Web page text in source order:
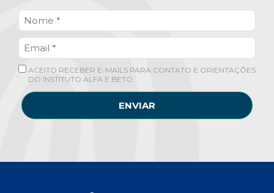
ACEITO RECEBER E-MAILS PARA CONTATO E ORIENTAÇÕES
DO INSTITUTO ALFA E BETO.
ENVIAR